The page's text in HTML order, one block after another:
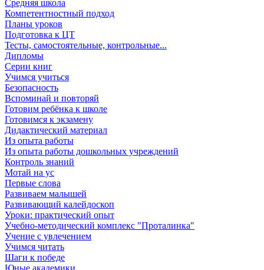
Средняя школа
Компетентностный подход
Планы уроков
Подготовка к ЦТ
Тесты, самостоятельные, контрольные...
Дипломы
Серии книг
Учимся учиться
Безопасность
Вспоминай и повторяй
Готовим ребёнка к школе
Готовимся к экзамену
Дидактический материал
Из опыта работы
Из опыта работы дошкольных учреждений
Контроль знаний
Мотай на ус
Первые слова
Развиваем малышей
Развивающий калейдоскоп
Уроки: практический опыт
Учебно-методический комплекс "Проталинка"
Учение с увлечением
Учимся читать
Шаги к победе
Юные академики